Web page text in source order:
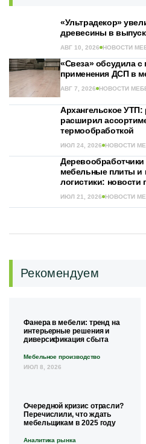
«Ультрадекор»
древесины в
АВГ 10, 2026 НОВОСТИ
«Свеза» обсудила с
применения ДСП в
АВГ 7, 2026 НОВОСТИ
Архангельское УТП:
расширил
термообработкой
ИЮЛ 24, 2026 НОВОСТИ
мебельные плиты
логистики: новости
ИЮЛ 21, 2026 НОВОСТИ
Рекомендуем
Фанера в мебели: тренд на
интерьерные решения и
диверсификация сбыта
Мебельное производство
ИЮЛ 8, 2026
Очередной кризис отрасли?
Перечислили, что ждать
мебельщикам в 2025 году
Аналитика рынка